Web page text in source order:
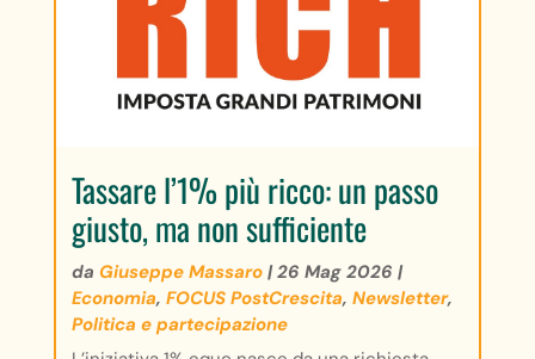
Tassare l’1% più ricco: un passo
giusto, ma non sufficiente
da Giuseppe Massaro|26 Mag 2026 |
Economia, FOCUS PostCrescita, Newsletter,
Politica e partecipazione